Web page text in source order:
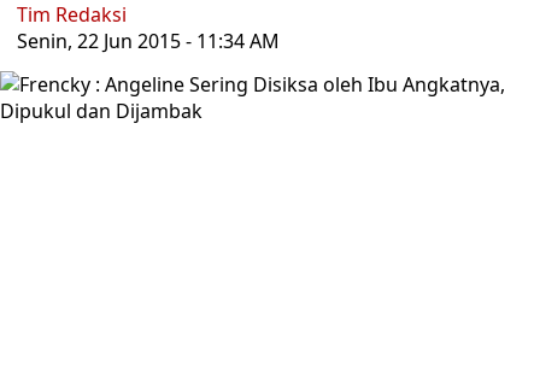
Tim Redaksi
Senin, 22 Jun 2015 - 11:34 AM